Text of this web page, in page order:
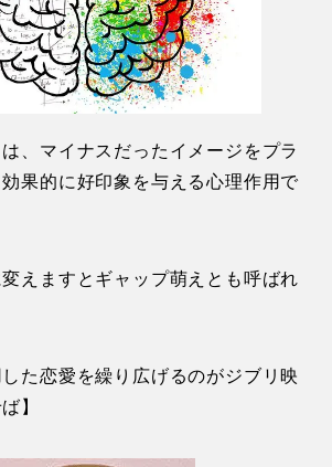
、マイナスだったイメージをプラ
果的に好印象を与える心理作用で
えますとギャップ萌えとも呼ばれ
た恋愛を繰り広げるのがジブリ映
】